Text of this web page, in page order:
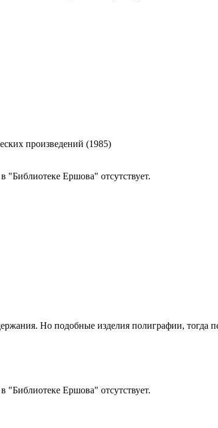
произведений (1985)
Ершова" отсутствует.
Но подобные изделия полиграфии, тогда
Ершова" отсутствует.